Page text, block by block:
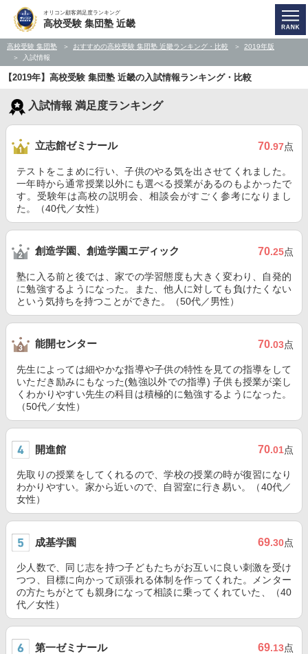
オリコン顧客満足度ランキング
高校受験 集団塾 近畿
高校受験 集団塾 おすすめの高校受験 集団塾 近畿ランキング・比較
2019年版
入試情報
【2019年】高校受験 集団塾 近畿の入試情報ランキング・比較
入試情報 満足度ランキング
立志館ゼミナール 70.97点
テストをこまめに行い、子供のやる気を出させてくれました。
一年時から通常授業以外にも選べる授業があるのもよかったで
す。受験年は高校の説明会、相談会がすごく参考になりまし
た。（40代／女性）
創造学園、創造学園エディック 70.25点
塾に入る前と後では、家での学習態度も大きく変わり、自発的
に勉強するようになった。また、他人に対しても負けたくない
という気持ちを持つことができた。（50代／男性）
能開センター 70.03点
先生によっては細やかな指導や子供の特性を見ての指導をして
いただき励みにもなった(勉強以外での指導) 子供も授業が楽し
くわかりやすい先生の科目は積極的に勉強するようになった。
（50代／女性）
開進館 70.01点
先取りの授業をしてくれるので、学校の授業の時が復習になり
わかりやすい。家から近いので、自習室に行き易い。（40代／
女性）
成基学園 69.30点
少人数で、同じ志を持つ子どもたちがお互いに良い刺激を受け
つつ、目標に向かって頑張れる体制を作ってくれた。メンター
の方たちがとても親身になって相談に乗ってくれていた、（40
代／女性）
第一ゼミナール 69.13点